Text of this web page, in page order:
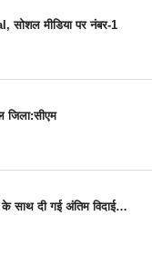
मीडिया पर नंबर-1
जिला:सीएम
साथ दी गई अंतिम विदाई…